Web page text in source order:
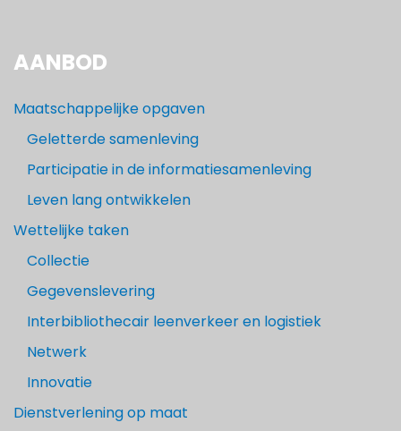
AANBOD
Maatschappelijke opgaven
Geletterde samenleving
Participatie in de informatiesamenleving
Leven lang ontwikkelen
Wettelijke taken
Collectie
Gegevenslevering
Interbibliothecair leenverkeer en logistiek
Netwerk
Innovatie
Dienstverlening op maat